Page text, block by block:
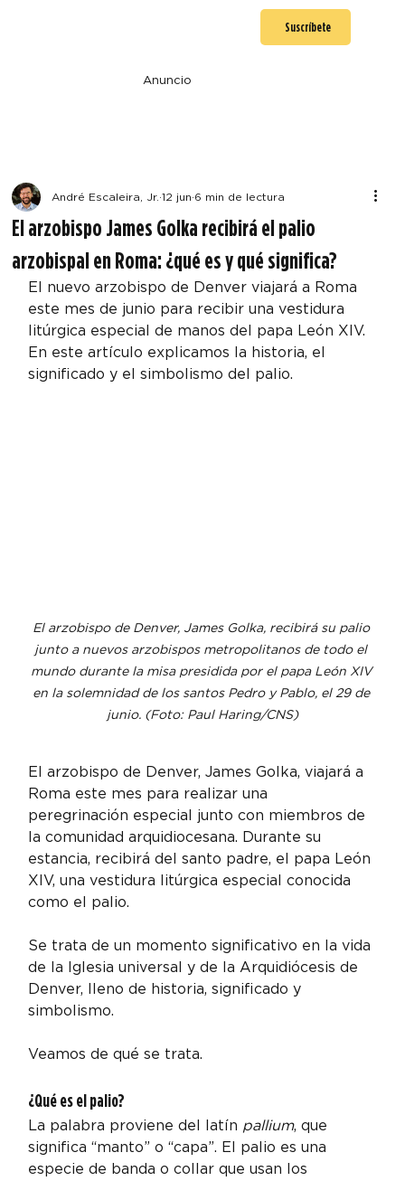
Suscríbete
Anuncio
El arzobispo James Golka recibirá el palio
arzobispal en Roma: ¿qué es y qué significa?
André Escaleira, Jr. 12 jun 6 min de lectura
El nuevo arzobispo de Denver viajará a Roma
este mes de junio para recibir una vestidura
litúrgica especial de manos del papa León XIV.
En este artículo explicamos la historia, el
significado y el simbolismo del palio.
El arzobispo de Denver, James Golka, recibirá su palio
junto a nuevos arzobispos metropolitanos de todo el
mundo durante la misa presidida por el papa León XIV
en la solemnidad de los santos Pedro y Pablo, el 29 de
junio. (Foto: Paul Haring/CNS)
El arzobispo de Denver, James Golka, viajará a
Roma este mes para realizar una
peregrinación especial junto con miembros de
la comunidad arquidiocesana. Durante su
estancia, recibirá del santo padre, el papa León
XIV, una vestidura litúrgica especial conocida
como el palio.
Se trata de un momento significativo en la vida
de la Iglesia universal y de la Arquidiócesis de
Denver, lleno de historia, significado y
simbolismo.
Veamos de qué se trata.
¿Qué es el palio?
La palabra proviene del latín pallium, que
significa “manto” o “capa”. El palio es una
especie de banda o collar que usan los